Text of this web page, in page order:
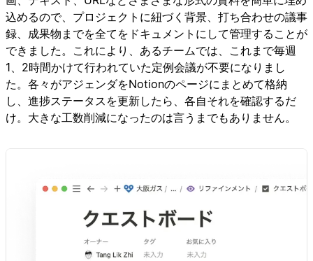
込めるので、プロジェクトに紐づく背景、打ち合わせの議事
録、成果物までを全てをドキュメントにして管理することが
できました。これにより、あるチームでは、これまで毎週
1、2時間かけて行われていた定例会議が不要になりまし
た。各々がアジェンダをNotionのページにまとめて格納
し、進捗ステータスを更新したら、各自それを確認するだ
け。大きな工数削減になったのは言うまでもありません。